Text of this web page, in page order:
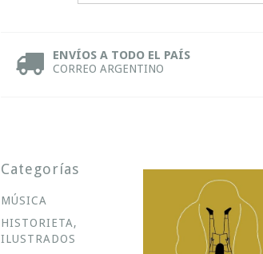
ENVÍOS A TODO EL PAÍS
CORREO ARGENTINO
Categorías
MÚSICA
HISTORIETA,
ILUSTRADOS